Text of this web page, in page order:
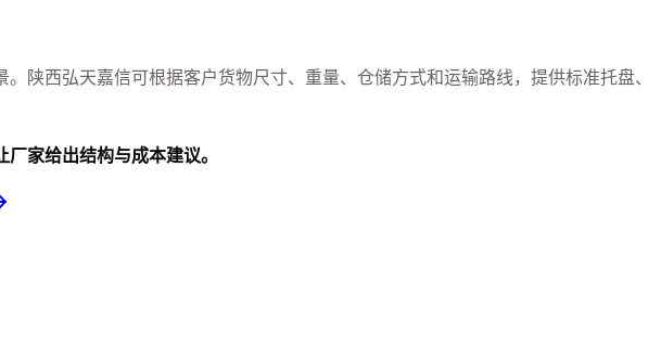
陕西弘天嘉信可根据客户货物尺寸、重量、仓储方式和运输路线，提供标准托盘、
家给出结构与成本建议。